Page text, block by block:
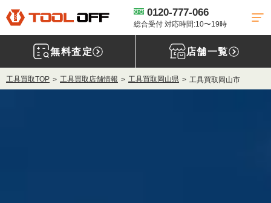
0120-777-066
総合受付 対応時間:10〜19時
無料査定 店舗一覧
工具買取TOP 工具買取店舗情報 工具買取岡山県 工具買取岡山市